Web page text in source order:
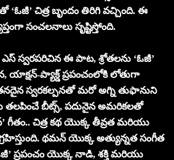
చిత్ర బృందం తిరిగి వచ్చింది. ఈ
సంచలనాలు సృష్టిస్తోంది.
స్వరపరిచిన ఈ పాట, శ్రోతలను ‘ఓజీ’
ప్యాక్డ్ ప్రపంచంలోకి లోతుగా
స్వరకల్పనతో మరో అగ్ని తుఫానుని
తలపించే బీట్స్, పదునైన అమరికలతో
గీతం.. చిత్ర కథ యొక్క తీవ్రత మరియు
థమన్ యొక్క అత్యున్నత సంగీత
ప్రపంచం యొక్క నాడి, శక్తి మరియు